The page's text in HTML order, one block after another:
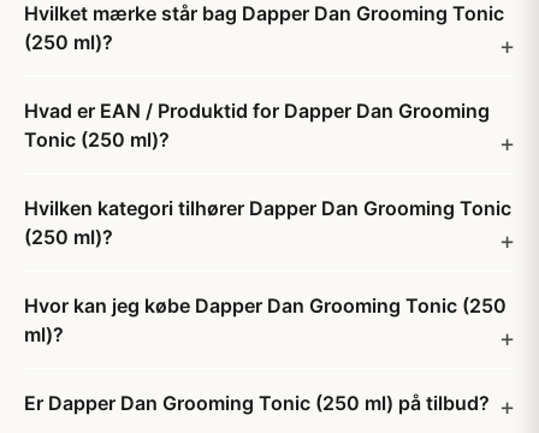
Hvilket mærke står bag Dapper Dan Grooming Tonic
(250 ml)?
Hvad er EAN / Produktid for Dapper Dan Grooming
Tonic (250 ml)?
Hvilken kategori tilhører Dapper Dan Grooming Tonic
(250 ml)?
Hvor kan jeg købe Dapper Dan Grooming Tonic (250
ml)?
Er Dapper Dan Grooming Tonic (250 ml) på tilbud?